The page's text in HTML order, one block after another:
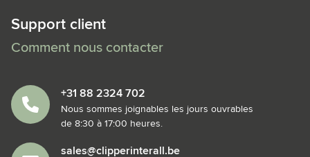
Support client
Comment nous contacter
+31 88 2324 702
Nous sommes joignables les jours ouvrables
de 8:30 à 17:00 heures.
sales@clipperinterall.be